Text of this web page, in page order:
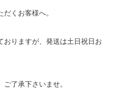
くお客様へ。
おりますが、発送は土日祝日お
了承下さいませ。